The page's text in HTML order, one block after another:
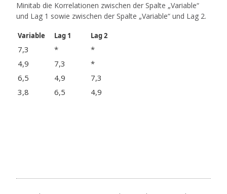
Minitab die Korrelationen zwischen der Spalte „Variable“
und Lag 1 sowie zwischen der Spalte „Variable“ und Lag 2.
Variable Lag 1 Lag 2
7,3 *
*
4,9
7,3
*
6,5
4,9
7,3
3,8
6,5 4,9